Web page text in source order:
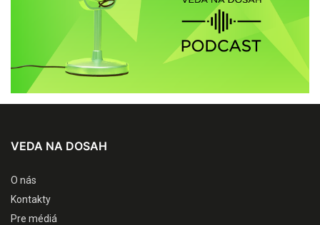
VEDA NA DOSAH
O nás
Kontakty
Pre médiá